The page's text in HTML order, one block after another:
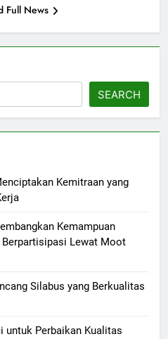
Full News
SEARCH
Kemitraan yang
Kemampuan
Lewat Moot
Silabus yang Berkualitas
untuk Perbaikan Kualitas